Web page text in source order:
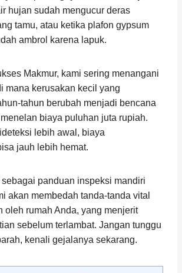
hujan sudah mengucur deras
tamu, atau ketika plafon gypsum
ambrol karena lapuk.
Makmur, kami sering menangani
mana kerusakan kecil yang
tahun berubah menjadi bencana
biaya puluhan juta rupiah.
lebih awal, biaya
jauh lebih hemat.
panduan inspeksi mandiri
akan membedah tanda-tanda vital
oleh rumah Anda, yang menjerit
sebelum terlambat. Jangan tunggu
kenali gejalanya sekarang.